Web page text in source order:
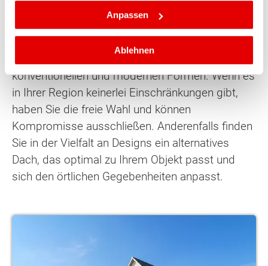
Anpassen
Ablehnen
Bauherrenfamilie genießen Sie den Vorteil, dass
Sie von jahrelangem Know-how und der Kenntnis
konventionellen und modernen Formen. Wenn es
in Ihrer Region keinerlei Einschränkungen gibt,
haben Sie die freie Wahl und können
Kompromisse ausschließen. Anderenfalls finden
Sie in der Vielfalt an Designs ein alternatives
Dach, das optimal zu Ihrem Objekt passt und
sich den örtlichen Gegebenheiten anpasst.